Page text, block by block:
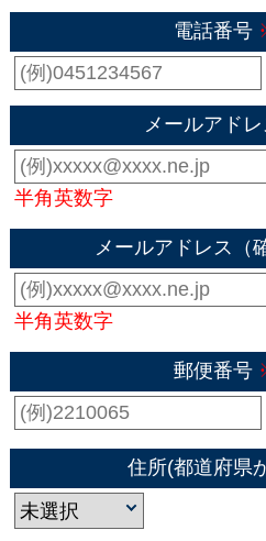
電話番号
メールアドレ
半角英数字
メールアドレス（
半角英数字
郵便番号
住所(都道府県